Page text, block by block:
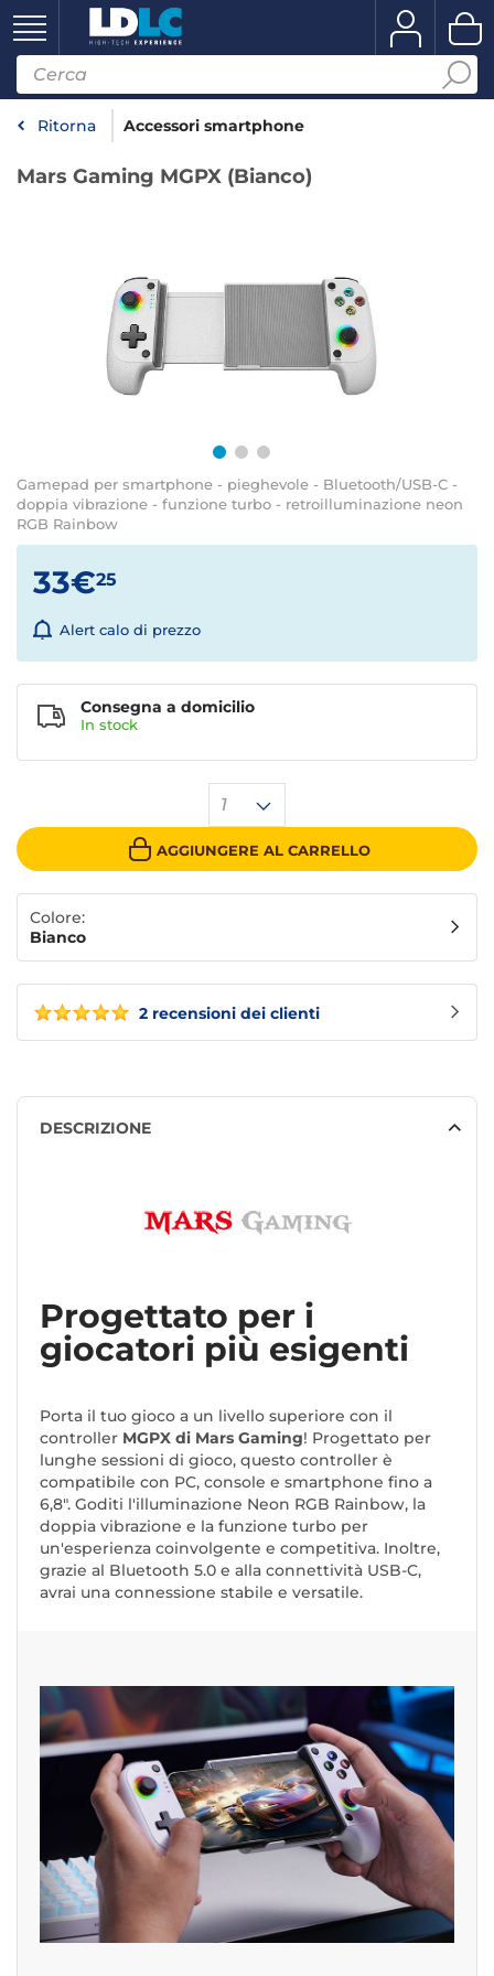
Ritorna Accessori smartphone
Mars Gaming MGPX (Bianco)
Gamepad per smartphone - pieghevole - Bluetooth/USB-C -
doppia vibrazione - funzione turbo - retroilluminazione neon
RGB Rainbow
2 recensioni dei clienti
33€25
Alert calo di prezzo
1
AGGIUNGERE AL CARRELLO
Consegna a domicilio
In stock
Colore:
Bianco
DESCRIZIONE
Progettato per i
giocatori più esigenti
Porta il tuo gioco a un livello superiore con il
controller MGPX di Mars Gaming! Progettato per
lunghe sessioni di gioco, questo controller è
compatibile con PC, console e smartphone fino a
6,8". Goditi l'illuminazione Neon RGB Rainbow, la
doppia vibrazione e la funzione turbo per
un'esperienza coinvolgente e competitiva. Inoltre,
grazie al Bluetooth 5.0 e alla connettività USB-C,
avrai una connessione stabile e versatile.